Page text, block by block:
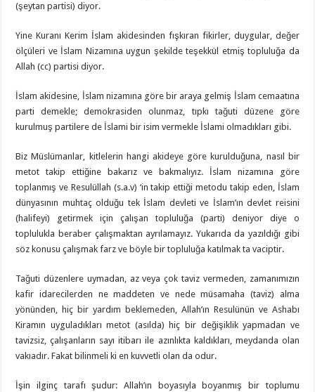
(şeytan partisi) diyor.
Yine Kuranı Kerim İslam akidesinden fışkıran fikirler, duygular, değer
ölçüleri ve İslam Nizamına uygun şekilde teşekkül etmiş topluluğa da
Allah (cc) partisi diyor.
İslam akidesine, İslam nizamına göre bir araya gelmiş İslam cemaatına
parti demekle; demokrasiden olunmaz, tıpkı tağuti düzene göre
kurulmuş partilere de İslami bir isim vermekle İslami olmadıkları gibi.
Biz Müslümanlar, kitlelerin hangi akideye göre kurulduğuna, nasıl bir
metot takip ettiğine bakarız ve bakmalıyız. İslam nizamına göre
toplanmış ve Resulüllah (s.a.v) ‘in takip ettiği metodu takip eden, İslam
dünyasının muhtaç olduğu tek İslam devleti ve İslam’ın devlet reisini
(halifeyi) getirmek için çalışan topluluğa (parti) deniyor diye o
toplulukla beraber çalışmaktan ayrılamayız. Yukarıda da yazıldığı gibi
söz konusu çalışmak farz ve böyle bir topluluğa katılmak ta vaciptir.
Tağuti düzenlere uymadan, az veya çok taviz vermeden, zamanımızın
kafir idarecilerden ne maddeten ve nede müsamaha (taviz) alma
yönünden, hiç bir yardım beklemeden, Allah’ın Resulünün ve Ashabı
Kiramın uyguladıkları metot (asılda) hiç bir değişiklik yapmadan ve
tavizsiz, çalışanların sayı itibarı ile azınlıkta kaldıkları, meydanda olan
vakıadır. Fakat bilinmeli ki en kuvvetli olan da odur.
İşin ilginç tarafı şudur: Allah’ın boyasıyla boyanmış bir toplumu